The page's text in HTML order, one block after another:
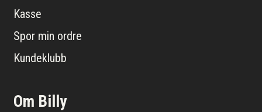
Kasse
Spor min ordre
Kundeklubb
Om Billy